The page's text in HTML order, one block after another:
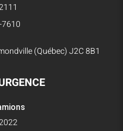
(Québec) J2C 8B1